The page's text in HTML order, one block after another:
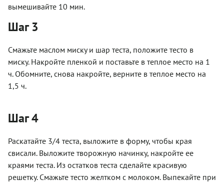
вымешивайте 10 мин.
Шаг 3
Смажьте маслом миску и шар теста, положите тесто в
миску. Накройте пленкой и поставьте в теплое место на 1
ч. Обомните, снова накройте, верните в теплое место на
1,5 ч.
Шаг 4
Раскатайте 3/4 теста, выложите в форму, чтобы края
свисали. Выложите творожную начинку, накройте ее
краями теста. Из остатков теста сделайте красивую
решетку. Смажьте тесто желтком с молоком. Выпекайте при